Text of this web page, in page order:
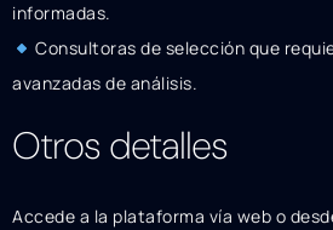
informadas.
Consultoras de selección que
avanzadas de análisis.
Otros detalles
Accede a la plataforma vía web o